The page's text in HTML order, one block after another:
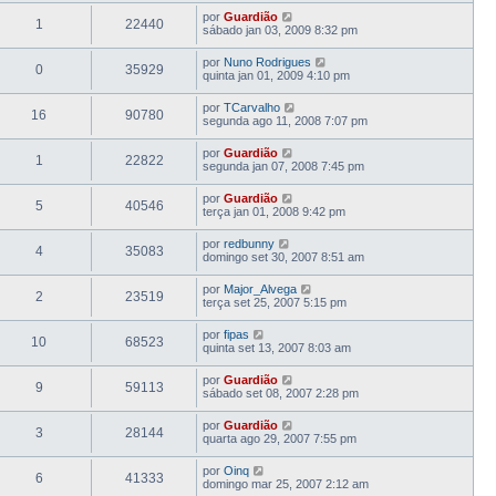
1 22440 por Guardião
sábado jan 03, 2009 8:32 pm
0 35929 por Nuno Rodrigues
quinta jan 01, 2009 4:10 pm
16 90780 por TCarvalho
segunda ago 11, 2008 7:07 pm
1 22822 por Guardião
segunda jan 07, 2008 7:45 pm
5 40546 por Guardião
terça jan 01, 2008 9:42 pm
4 35083 por redbunny
domingo set 30, 2007 8:51 am
2 23519 por Major_Alvega
terça set 25, 2007 5:15 pm
10 68523 por fipas
quinta set 13, 2007 8:03 am
9 59113 por Guardião
sábado set 08, 2007 2:28 pm
3 28144 por Guardião
quarta ago 29, 2007 7:55 pm
6 41333 por Oinq
domingo mar 25, 2007 2:12 am